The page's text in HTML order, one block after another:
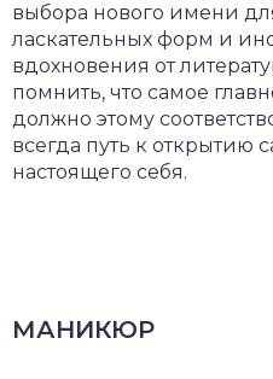
выбора нового имени
ласкательных форм и
вдохновения от
помнить, что самое
должно этому
всегда путь к открытию
настоящего себя.
МАНИКЮР